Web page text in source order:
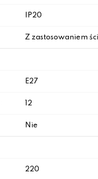
IP20
Z zastosowaniem
E27
12
Nie
220